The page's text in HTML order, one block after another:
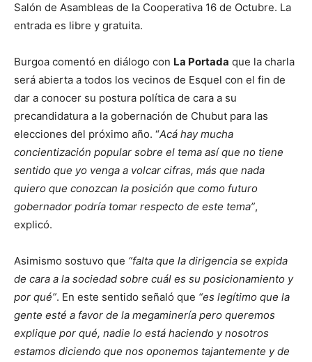
Salón de Asambleas de la Cooperativa 16 de Octubre. La
entrada es libre y gratuita.
Burgoa comentó en diálogo con La Portada que la charla
será abierta a todos los vecinos de Esquel con el fin de
dar a conocer su postura política de cara a su
precandidatura a la gobernación de Chubut para las
elecciones del próximo año. “Acá hay mucha
concientización popular sobre el tema así que no tiene
sentido que yo venga a volcar cifras, más que nada
quiero que conozcan la posición que como futuro
gobernador podría tomar respecto de este tema”,
explicó.
Asimismo sostuvo que “falta que la dirigencia se expida
de cara a la sociedad sobre cuál es su posicionamiento y
por qué”. En este sentido señaló que “es legítimo que la
gente esté a favor de la megaminería pero queremos
explique por qué, nadie lo está haciendo y nosotros
estamos diciendo que nos oponemos tajantemente y de